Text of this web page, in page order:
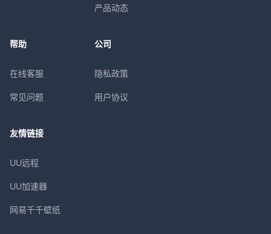
产品动态
帮助
在线客服
常见问题
公司
隐私政策
用户协议
友情链接
UU远程
UU加速器
网易千千壁纸